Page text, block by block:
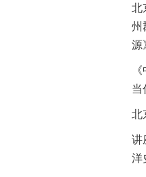
北
州
源
当
北
讲
洋